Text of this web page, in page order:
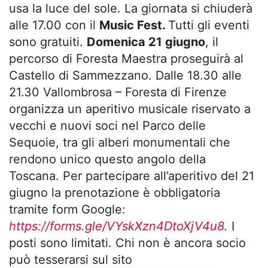
usa la luce del sole. La giornata si chiuderà
alle 17.00 con il Music Fest. Tutti gli eventi
sono gratuiti. Domenica 21 giugno, il
percorso di Foresta Maestra proseguirà al
Castello di Sammezzano. Dalle 18.30 alle
21.30 Vallombrosa – Foresta di Firenze
organizza un aperitivo musicale riservato a
vecchi e nuovi soci nel Parco delle
Sequoie, tra gli alberi monumentali che
rendono unico questo angolo della
Toscana. Per partecipare all’aperitivo del 21
giugno la prenotazione è obbligatoria
tramite form Google:
https://forms.gle/VYskXzn4DtoXjV4u8. I
posti sono limitati. Chi non è ancora socio
può tesserarsi sul sito